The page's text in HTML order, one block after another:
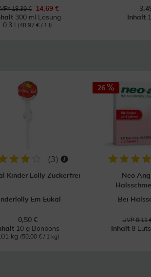
18,39 €
14,69 €
300 ml Lösung
0.3 l
(48,97 € / 1 l)
Inhalt
(3)
Kinder Lolly Zuckerfrei
Em Eukal
0,50 €
10 g Bonbons
kg (50,00 € / 1 kg)
26
Neo
Bei
UVP 8,11
Inhalt 8